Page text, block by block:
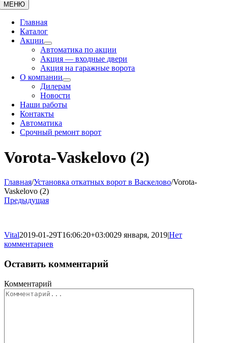
МЕНЮ
Главная
Каталог
Акции
Автоматика по акции
Акция — входные двери
Акция на гаражные ворота
О компании
Дилерам
Новости
Наши работы
Контакты
Автоматика
Срочный ремонт ворот
Vorota-Vaskelovo (2)
Главная/Установка откатных ворот в Васкелово/Vorota-
Vaskelovo (2)
Предыдущая
Vital2019-01-29T16:06:20+03:0029 января, 2019|Нет
комментариев
Оставить комментарий
Комментарий